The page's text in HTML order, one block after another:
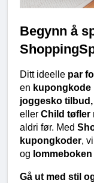
Begynn å
Ditt ideelle par
en kupongkode
joggesko
eller Child tøfler
aldri før. Med
kupongkoder, vil
og
Gå ut med stil